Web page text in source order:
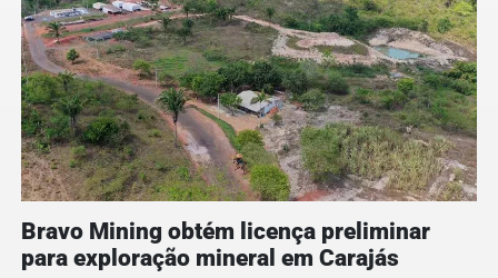
Bravo Mining obtém licença preliminar
para exploração mineral em Carajás